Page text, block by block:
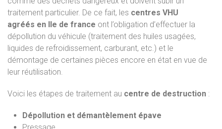
traitement particulier. De ce fait, les centres VHU
agréés en Ile de france ont l’obligation d’effectuer la
dépollution du véhicule (traitement des huiles usagées,
liquides de refroidissement, carburant, etc.) et le
démontage de certaines pièces encore en état en vue de
leur réutilisation.
Voici les étapes de traitement au centre de destruction :
Dépollution et démantèlement épave